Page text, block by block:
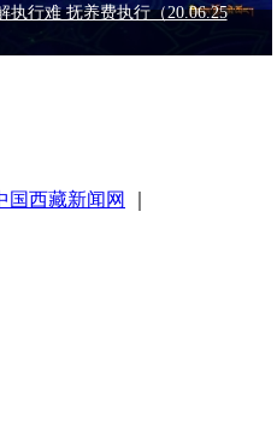
执行难 抚养费执行（20.06.25
国西藏新闻网